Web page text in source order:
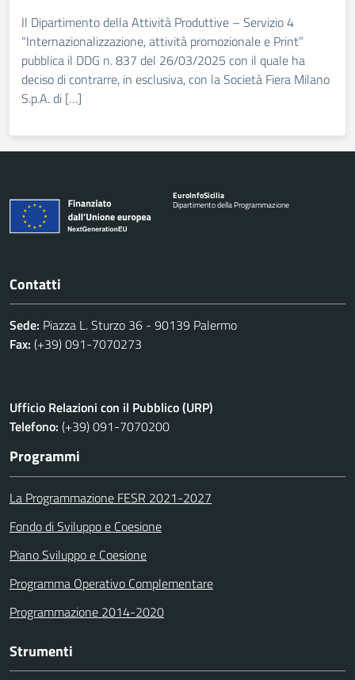
Il Dipartimento della Attività Produttive – Servizio 4
“Internazionalizzazione, attività promozionale e Print”
pubblica il DDG n. 837 del 26/03/2025 con il quale ha
deciso di contrarre, in esclusiva, con la Società Fiera Milano
S.p.A. di […]
EuroInfoSicilia
Dipartimento della Programmazione
Contatti
Sede: Piazza L. Sturzo 36 - 90139 Palermo
Fax: (+39) 091-7070273
Ufficio Relazioni con il Pubblico (URP)
Telefono: (+39) 091-7070200
Programmi
La Programmazione FESR 2021-2027
Fondo di Sviluppo e Coesione
Piano Sviluppo e Coesione
Programma Operativo Complementare
Programmazione 2014-2020
Strumenti